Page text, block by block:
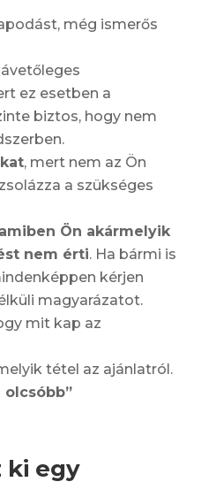
még ismerős
ez esetben a
biztos, hogy nem
, mert nem az Ön
a szükséges
Ön akármelyik
nem érti. Ha bármi is
kérjen
magyarázatot.
mit kap az
tétel az ajánlatról.
olcsóbb”
ki egy